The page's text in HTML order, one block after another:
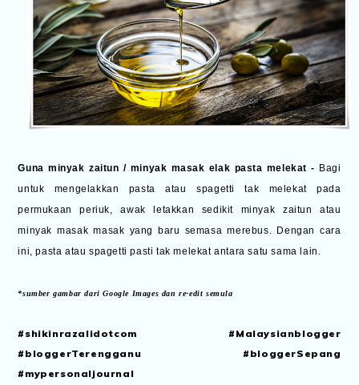
Guna minyak zaitun / minyak masak elak pasta melekat - Bagi
untuk mengelakkan pasta atau spagetti tak melekat pada
permukaan periuk, awak letakkan sedikit minyak zaitun atau
minyak masak masak yang baru semasa merebus. Dengan cara
ini, pasta atau spagetti pasti tak melekat antara satu sama lain.
*sumber gambar dari Google Images dan re-edit semula
#shikinrazalidotcom #Malaysianblogger
#bloggerTerengganu #bloggerSepang
#mypersonaljournal